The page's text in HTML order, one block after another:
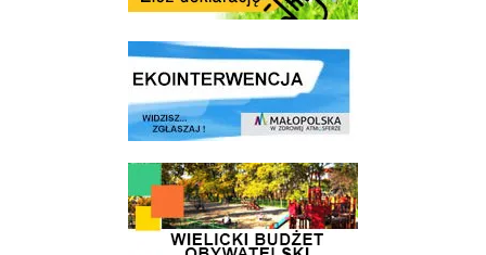
link do strony ekointerwencja dot.- powietrza
link do strony - Wielicki Budżet Obywatelski